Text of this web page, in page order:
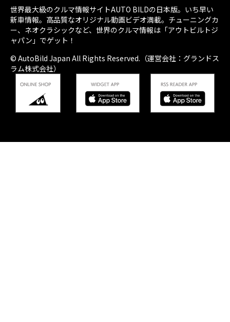
世界最大級のクルマ情報サイトAUTO BILDの日本版。いち早い
新車情報。高品質なオリジナル動画ビデオ満載。チューニングカ
ー、ネオクラシックなど、世界のクルマ情報は「アウトビルトジ
ャパン」でゲット！
© AutoBild Japan All Rights Reserved.（運営会社：グランドス
ラム株式会社）